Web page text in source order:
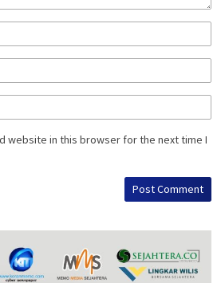
website in this browser for the next time I